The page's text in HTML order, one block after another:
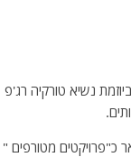
נשיא טורקיה
מטורפים "